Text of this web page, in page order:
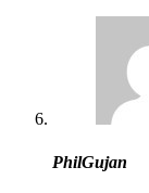
PhilGujan